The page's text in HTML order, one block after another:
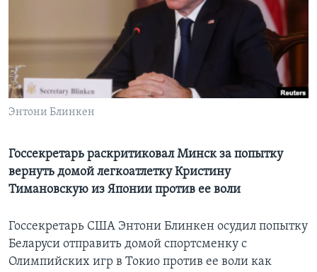
СОЦИАЛЬНЫЕ СЕТИ
Энтони Блинкен
Госсекретарь раскритиковал Минск за попытку
вернуть домой легкоатлетку Кристину
Тимановскую из Японии против ее воли
Госсекретарь США Энтони Блинкен осудил попытку
Беларуси отправить домой спортсменку с
Олимпийских игр в Токио против ее воли как